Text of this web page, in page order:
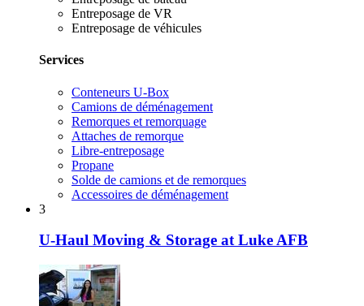
Entreposage de VR
Entreposage de véhicules
Services
Conteneurs U-Box
Camions de déménagement
Remorques et remorquage
Attaches de remorque
Libre-entreposage
Propane
Solde de camions et de remorques
Accessoires de déménagement
3
U-Haul Moving & Storage at Luke AFB